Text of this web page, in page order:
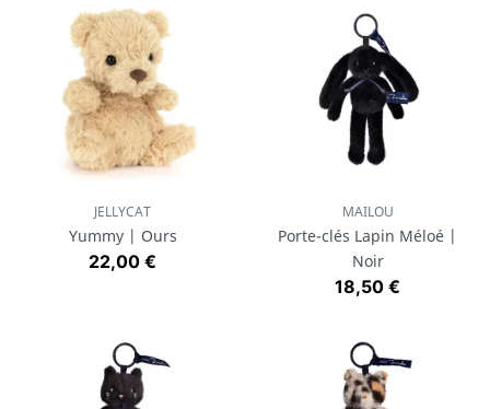
JELLYCAT
Yummy | Ours
Prix
22,00 €
MAILOU
Porte-clés Lapin Méloé |
Noir
Prix
18,50 €